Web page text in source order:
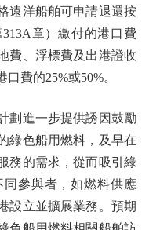
遠洋船舶可申請退還按
章）繳付的港口費
費、浮標費及出港證收
費的25%或50%。
進一步提供誘因鼓勵
綠色船用燃料，及早在
務的需求，從而吸引綠
參與者，如燃料供應
設立並擴展業務。預期